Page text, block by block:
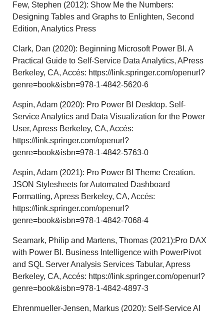
Few, Stephen (2012): Show Me the Numbers:
Designing Tables and Graphs to Enlighten, Second
Edition, Analytics Press
Clark, Dan (2020): Beginning Microsoft Power BI. A
Practical Guide to Self-Service Data Analytics, APress
Berkeley, CA, Accés: https://link.springer.com/openurl?
genre=book&isbn=978-1-4842-5620-6
Aspin, Adam (2020): Pro Power BI Desktop. Self-
Service Analytics and Data Visualization for the Power
User, Apress Berkeley, CA, Accés:
https://link.springer.com/openurl?
genre=book&isbn=978-1-4842-5763-0
Aspin, Adam (2021): Pro Power BI Theme Creation.
JSON Stylesheets for Automated Dashboard
Formatting, Apress Berkeley, CA, Accés:
https://link.springer.com/openurl?
genre=book&isbn=978-1-4842-7068-4
Seamark, Philip and Martens, Thomas (2021):Pro DAX
with Power BI. Business Intelligence with PowerPivot
and SQL Server Analysis Services Tabular, Apress
Berkeley, CA, Accés: https://link.springer.com/openurl?
genre=book&isbn=978-1-4842-4897-3
Ehrenmueller-Jensen, Markus (2020): Self-Service AI